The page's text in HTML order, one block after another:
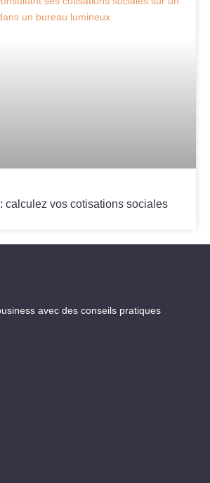
calculez vos cotisations sociales
avec des conseils pratiques